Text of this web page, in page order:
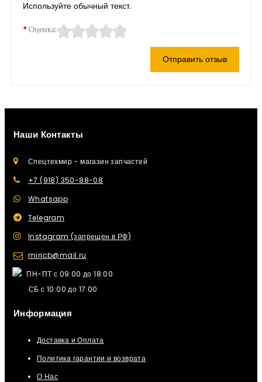
Используйте обычный текст.
Оценка:
Отправить отзыв
Наши Контакты
Спецтехмир - магазин запчастей
+7 (918) 350-88-08
Whatsapp
Telegram
Instagram (запрещен в РФ)
mirjcb@mail.ru
ПН-ПТ с 09:00 до 18:00
СБ с 10:00 до 17:00
Информация
Доставка и Оплата
Политика гарантии и возврата
О Нас